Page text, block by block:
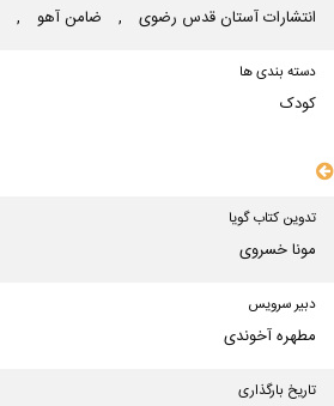
انتشارات آستان قدس رضوی , ضامن آهو ,
دسته بندی ها
کودک
تدوین کتاب گویا
مونا خسروی
دبیر سرویس
مطهره آخوندی
تاریخ بارگذاری